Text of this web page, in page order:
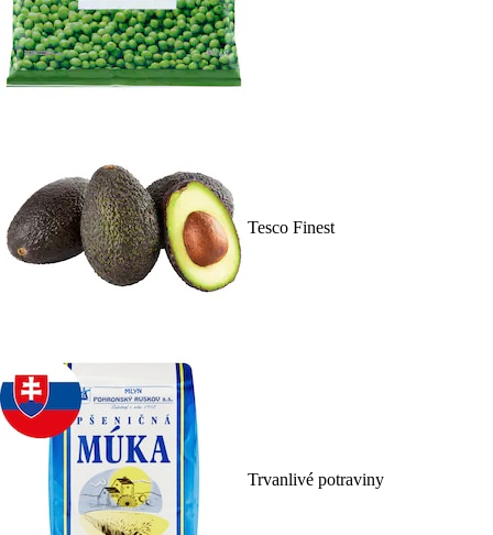
Tesco Finest
Trvanlivé potraviny